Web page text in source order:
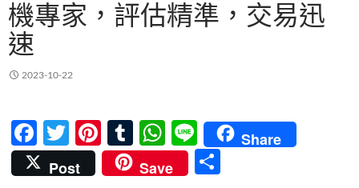
機專家，評估精準，交易迅
速
2023-10-22
F
ac
T
w
Pi
nt
T
u
W
h
Li
n
Share
Post
Save